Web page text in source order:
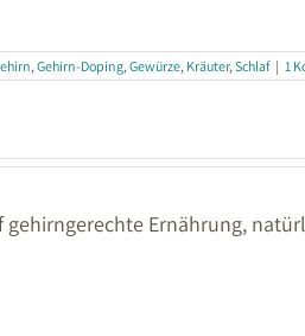
,Gehirn-Doping,Gewürze, Kräuter,Schlaf | 1
Ernährung,